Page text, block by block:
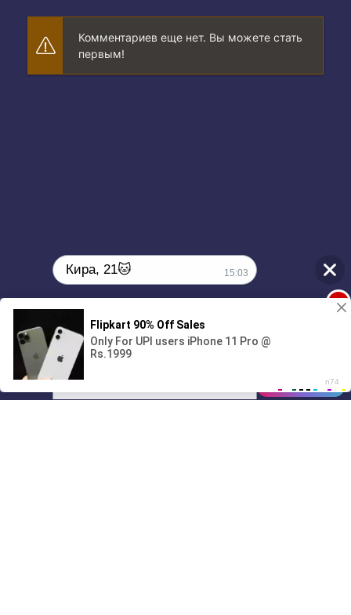
Комментариев еще нет. Вы можете стать
первым!
01/07
00:00
Кира, 21🐱 15:03
Поиграешь со мной? 💖🐾
15:03
1